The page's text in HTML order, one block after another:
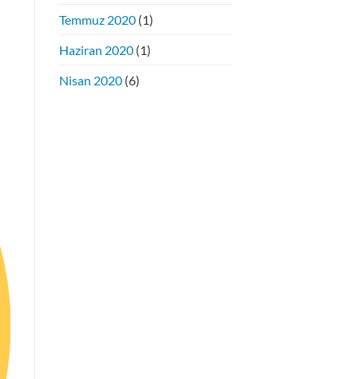
Temmuz 2020(1)
Haziran 2020(1)
Nisan 2020(6)